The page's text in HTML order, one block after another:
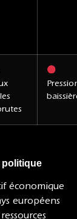
politique
économique
européens